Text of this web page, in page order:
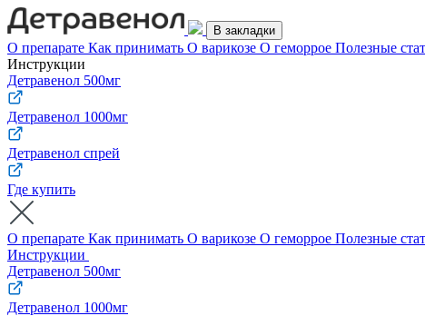
В закладки
О препарате Как принимать О варикозе О геморрое Полезные
Инструкции
Детравенол 500мг
Детравенол 1000мг
Детравенол спрей
Где купить
О препарате Как принимать О варикозе О геморрое Полезные
Инструкции
Детравенол 500мг
Детравенол 1000мг